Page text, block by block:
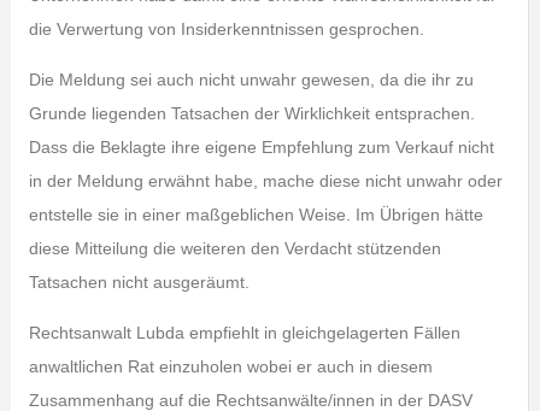
die Verwertung von Insiderkenntnissen gesprochen.
Die Meldung sei auch nicht unwahr gewesen, da die ihr zu
Grunde liegenden Tatsachen der Wirklichkeit entsprachen.
Dass die Beklagte ihre eigene Empfehlung zum Verkauf nicht
in der Meldung erwähnt habe, mache diese nicht unwahr oder
entstelle sie in einer maßgeblichen Weise. Im Übrigen hätte
diese Mitteilung die weiteren den Verdacht stützenden
Tatsachen nicht ausgeräumt.
Rechtsanwalt Lubda empfiehlt in gleichgelagerten Fällen
anwaltlichen Rat einzuholen wobei er auch in diesem
Zusammenhang auf die Rechtsanwälte/innen in der DASV